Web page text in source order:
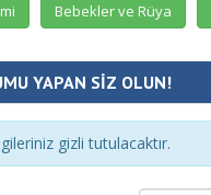
Bebekler ve Rüya
YAPAN SİZ OLUN!
gizli tutulacaktır.